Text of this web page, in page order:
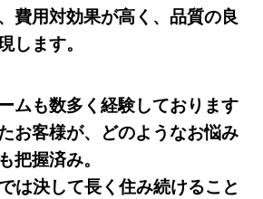
費用対効果が高く、品質の良
します。
ムも数多く経験しております
お客様が、どのようなお悩み
把握済み。
は決して長く住み続けること